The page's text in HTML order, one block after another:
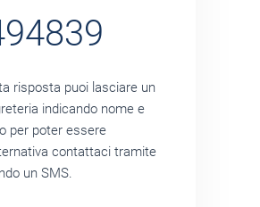
risposta puoi lasciare un
indicando nome e
per poter essere
contattaci tramite
un SMS.